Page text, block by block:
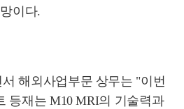
이다.
해외사업부문 상무는 "이번
등재는 M10 MRI의 기술력과